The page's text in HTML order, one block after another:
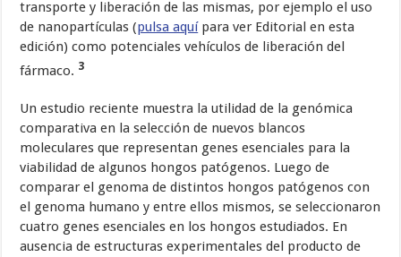
transporte y liberación de las mismas, por ejemplo el uso
de nanopartículas (pulsa aquípara ver Editorial en esta
edición) como potenciales vehículos de liberación del
fármaco. 3
Un estudio reciente muestra la utilidad de la genómica
comparativa en la selección de nuevos blancos
moleculares que representan genes esenciales para la
viabilidad de algunos hongos patógenos. Luego de
comparar el genoma de distintos hongos patógenos con
el genoma humano y entre ellos mismos, se seleccionaron
cuatro genes esenciales en los hongos estudiados. En
ausencia de estructuras experimentales del producto de